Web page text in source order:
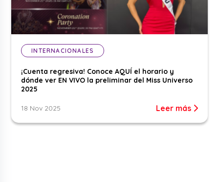
INTERNACIONALES
¡Cuenta regresiva! Conoce AQUÍ el horario y
dónde ver EN VIVO la preliminar del Miss Universo
2025
18 Nov 2025 Leer más